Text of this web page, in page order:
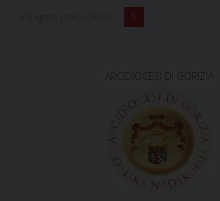
5
ARCIDIOCESI DI GORIZIA